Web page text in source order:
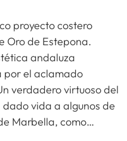
proyecto costero
Oro de Estepona.
andaluza
por el aclamado
verdadero virtuoso del
vida a algunos de
Marbella, como…